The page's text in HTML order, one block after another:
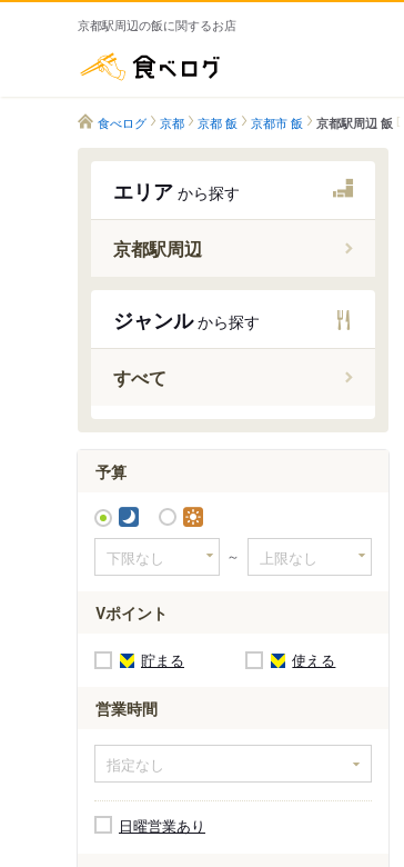
京都駅周辺の飯に関するお店
食べログ 京都 京都 飯 京都市 飯 京都駅周辺 飯
エリア から探す
京都駅周辺
ジャンルから探す
すべて
予算
～
Vポイント
貯まる 使える
営業時間
日曜営業あり